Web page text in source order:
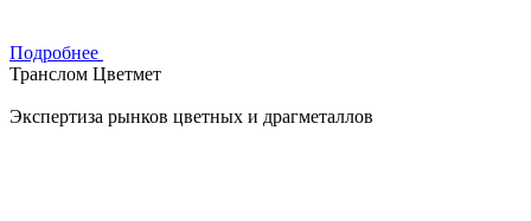
Подробнее
Транслом Цветмет
Экспертиза рынков цветных и драгметаллов